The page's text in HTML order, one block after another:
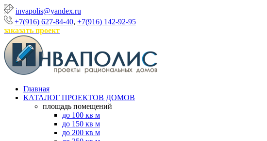
invapolis@yandex.ru
+7(916) 627-84-40, +7(916) 142-92-95
заказать проект
Главная
КАТАЛОГ ПРОЕКТОВ ДОМОВ
площадь помещений
до 100 кв м
до 150 кв м
до 200 кв м